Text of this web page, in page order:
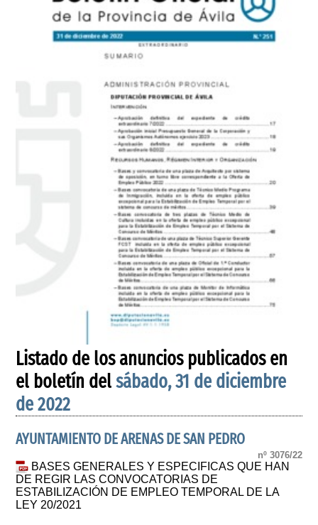
Listado de los anuncios publicados en
el boletín delsábado, 31 de diciembre
de 2022
AYUNTAMIENTO DE ARENAS DE SAN PEDRO
nº 3076/22
BASES GENERALES Y ESPECIFICAS QUE HAN
DE REGIR LAS CONVOCATORIAS DE
ESTABILIZACIÓN DE EMPLEO TEMPORAL DE LA
LEY 20/2021